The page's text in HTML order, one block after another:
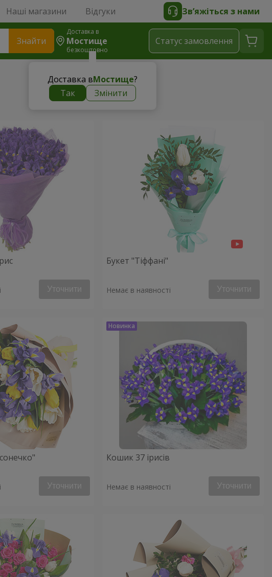
Наші магазини Відгуки Зв’яжіться з нами
Знайти
Доставка в
Мостище
безкоштовно
Доставка вМостище?
Так
Змінити
Статус замовлення
Уточнити
Букет "Тіффані"
Немає в наявності Уточнити
Уточнити
Кошик 37 ірисів
Немає в наявності Уточнити